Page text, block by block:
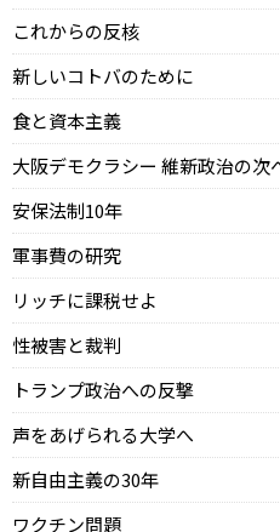
これからの反核
新しいコトバのために
食と資本主義
大阪デモクラシー 維新政治の次
安保法制10年
軍事費の研究
リッチに課税せよ
性被害と裁判
トランプ政治への反撃
声をあげられる大学へ
新自由主義の30年
ワクチン問題